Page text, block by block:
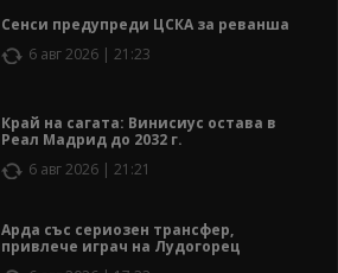
Сенси предупреди ЦСКА за реванша
6 авг 2026 | 21:23
Край на сагата: Винисиус остава в
Реал Мадрид до 2032 г.
6 авг 2026 | 21:21
Арда със сериозен трансфер,
привлече играч на Лудогорец